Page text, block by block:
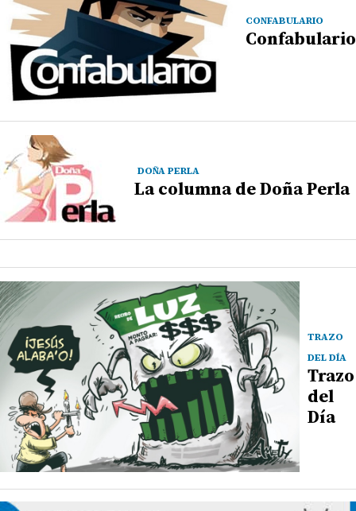
CONFABULARIO
Confabulario
DOÑA PERLA
La columna de Doña Perla
TRAZO
DEL DÍA
Trazo
del
Día